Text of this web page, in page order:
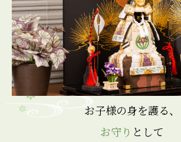
お子様の身を護る、
お守り として